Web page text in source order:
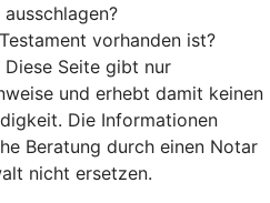
vorhanden ist?
Seite gibt nur
und erhebt damit keinen
Die Informationen
Beratung durch einen Notar
nicht ersetzen.